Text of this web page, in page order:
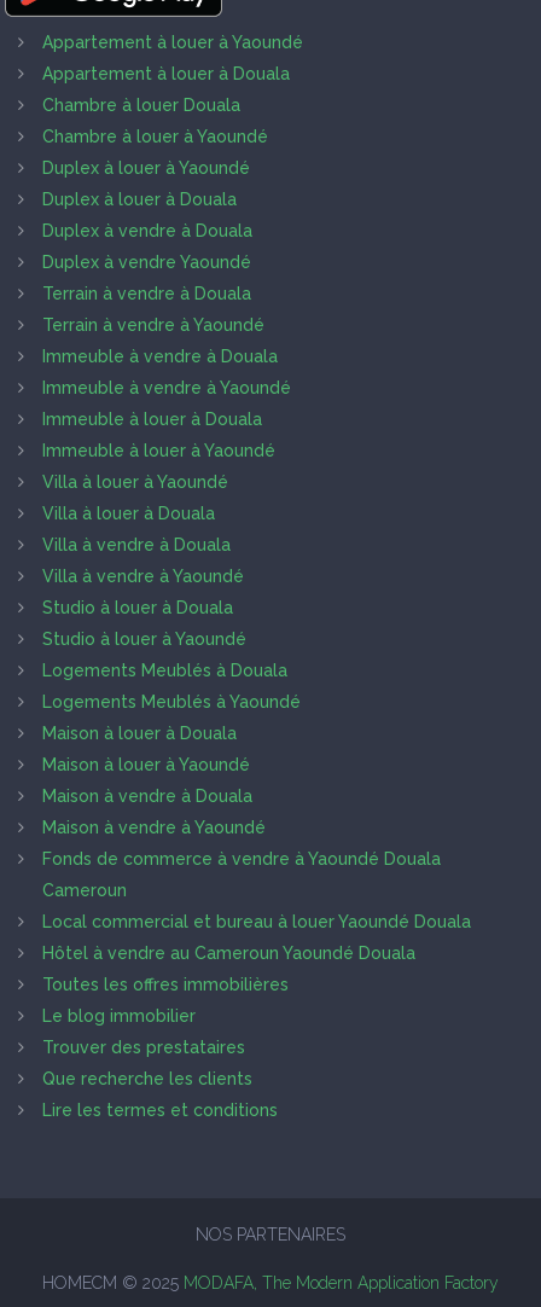
Appartement à louer à Yaoundé
Appartement à louer à Douala
Chambre à louer Douala
Chambre à louer à Yaoundé
Duplex à louer à Yaoundé
Duplex à louer à Douala
Duplex à vendre à Douala
Duplex à vendre Yaoundé
Terrain à vendre à Douala
Terrain à vendre à Yaoundé
Immeuble à vendre à Douala
Immeuble à vendre à Yaoundé
Immeuble à louer à Douala
Immeuble à louer à Yaoundé
Villa à louer à Yaoundé
Villa à louer à Douala
Villa à vendre à Douala
Villa à vendre à Yaoundé
Studio à louer à Douala
Studio à louer à Yaoundé
Logements Meublés à Douala
Logements Meublés à Yaoundé
Maison à louer à Douala
Maison à louer à Yaoundé
Maison à vendre à Douala
Maison à vendre à Yaoundé
Fonds de commerce à vendre à Yaoundé Douala
Cameroun
Local commercial et bureau à louer Yaoundé Douala
Hôtel à vendre au Cameroun Yaoundé Douala
Toutes les offres immobilières
Le blog immobilier
Trouver des prestataires
Que recherche les clients
Lire les termes et conditions
NOS PARTENAIRES
HOMECM © 2025 MODAFA, The Modern Application Factory